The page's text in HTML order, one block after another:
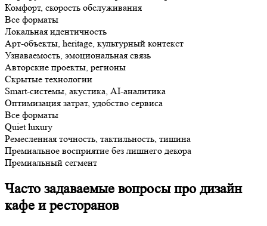
Комфорт, скорость обслуживания
Все форматы
Локальная идентичность
Арт-объекты, heritage, культурный контекст
Узнаваемость, эмоциональная связь
Авторские проекты, регионы
Скрытые технологии
Smart-системы, акустика, AI-аналитика
Оптимизация затрат, удобство сервиса
Все форматы
Quiet luxury
Ремесленная точность, тактильность, тишина
Премиальное восприятие без лишнего декора
Премиальный сегмент
Часто задаваемые вопросы про дизайн
кафе и ресторанов